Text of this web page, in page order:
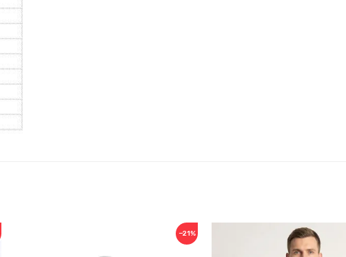
−21%